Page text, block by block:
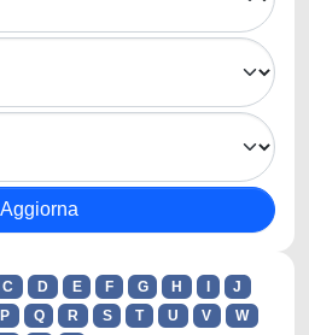
C D E F G H
J
P Q R S T U V
W